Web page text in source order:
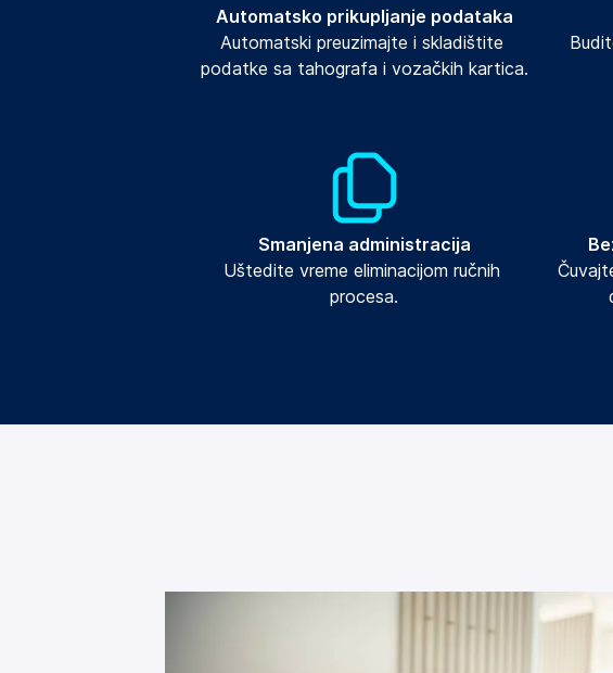
Automatsko prikupljanje podataka
Automatski preuzimajte i skladištite
podatke sa tahografa i vozačkih kartica.
Smanjena administracija
Uštedite vreme eliminacijom ručnih
procesa.